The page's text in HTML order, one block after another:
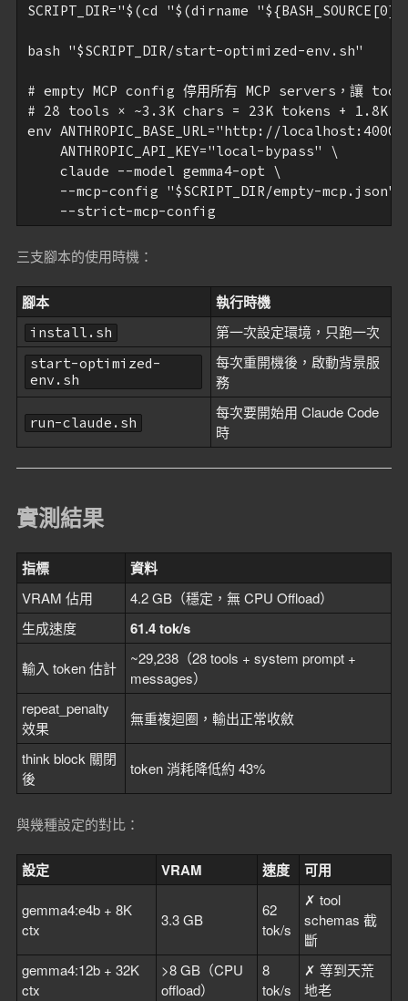
SCRIPT_DIR="$(cd "$(dirname
bash "$SCRIPT_DIR/start-optimized-env.sh"
# empty MCP config 停用所有 MCP servers，讓
# 28 tools × ~3.3K chars = 23K tokens + 1.8K
env ANTHROPIC_BASE_URL="http://
    ANTHROPIC_API_KEY="local-bypass" \
    claude --model gemma4-opt \
--mcp-config "$SCRIPT_DIR/empty-mcp.json"
三支腳本的使用時機：
腳本 執行時機
install.sh 第一次設定環境，只跑一次
start-optimized-
env.sh
每次重開機後，啟動背景服
務
run-claude.sh
每次要開始用 Claude Code
時
實測結果
指標 資料
VRAM 佔用
4.2 GB（穩定，無 CPU Offload）
生成速度
61.4 tok/s
輸入 token 估計
~29,238（28 tools + system prompt +
messages）
repeat_penalty
效果
無重複迴圈，輸出正常收斂
think block 關閉
後
token 消耗降低約 43%
與幾種設定的對比：
設定 VRAM 速度 可用
gemma4:e4b + 8K
ctx
3.3 GB
62
tok/s
✗ tool
schemas 截
斷
gemma4:12b + 32K
ctx
>8 GB（CPU
offload）
8
tok/s
✗ 等到天荒
地老